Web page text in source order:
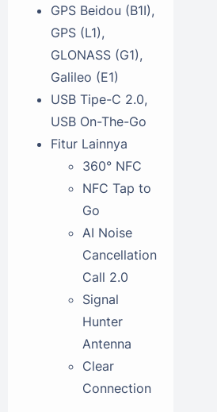
GPS Beidou (B1I),
GPS (L1),
GLONASS (G1),
Galileo (E1)
USB Tipe-C 2.0,
USB On-The-Go
Fitur Lainnya
360° NFC
NFC Tap to
Go
AI Noise
Cancellation
Call 2.0
Signal
Hunter
Antenna
Clear
Connection